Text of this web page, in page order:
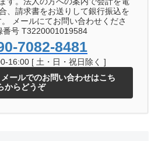
、請求書をお送りして銀行振込を
メールにてお問い合わせくださ
番号 T3220001019584
7082-8481
16:00 [ 土・日・祝日除く ]
ールでのお問い合わせはこち
からどうぞ